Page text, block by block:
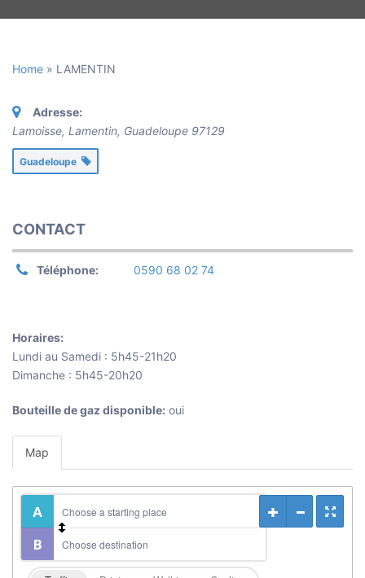
Home » LAMENTIN
Adresse:
Lamoisse, Lamentin, Guadeloupe 97129
Guadeloupe
CONTACT
Téléphone: 0590 68 02 74
Horaires:
Lundi au Samedi : 5h45-21h20
Dimanche : 5h45-20h20
Bouteille de gaz disponible: oui
Map